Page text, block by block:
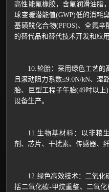
高性能氟橡胶，含氟润滑油脂
球变暖潜能值(GWP)低的消耗
基磺酰化合物(PFOS)、全氟
的替代品和替代技术开发和应用
10.轮胎：采用绿色工艺的高
且滚动阻力系数≤9.0N/kN、湿
胎、巨型工程子午胎(49吋以
设备生产。
11.生物基材料：以非粮生
剂、芯片、干扰素、传感器、
12.绿色高效技术：二氧化
括二氧化碳-甲烷重整、二氧